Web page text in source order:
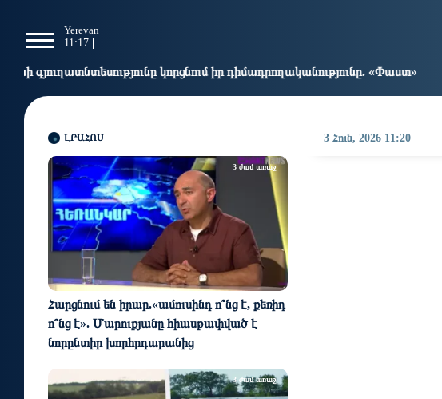
Yerevan
11:17
կորցնում իր դիմադրողականությունը. «Փաստ» 9:45 Քարը
ԼՐԱՀՈՍ
Հարցնում են իրար.«ամուսինդ ո՞նց է, քեռիդ
ո՞նց է». Մարուքյանը հիասթափված է
նորընտիր խորհրդարանից
3 ժամ առաջ
3 ժամ առաջ
3 Հուն, 2026 11:20